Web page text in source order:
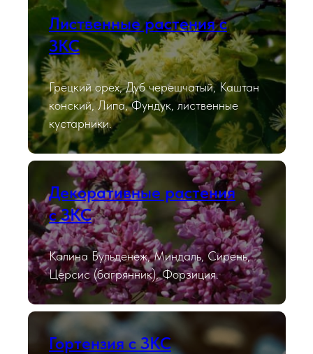
Лиственные растения с
ЗКС
Грецкий орех, Дуб черешчатый, Каштан
конский, Липа, Фундук, лиственные
кустарники.
Декоративные растения
с ЗКС
Калина Бульденеж, Миндаль, Сирень,
Церсис (багрянник), Форзиция.
Гортензия с ЗКС